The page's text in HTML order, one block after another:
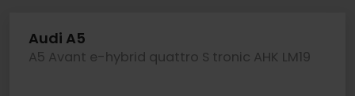
Audi A5
A5 Avant e-hybrid quattro S tronic AHK LM19